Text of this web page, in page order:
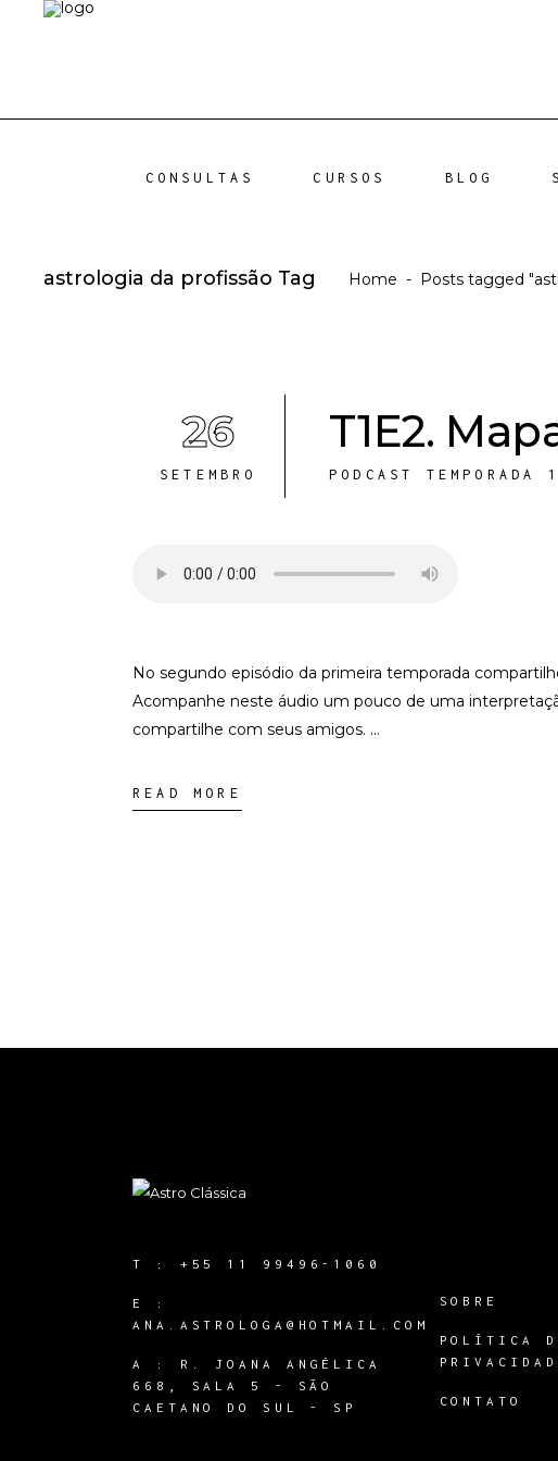
CONSULTAS CURSOS BLOG
astrologia da profissão Tag Home - Posts tagged
26
SETEMBRO
T1E2.
PODCAST TEMPORADA 1
No segundo episódio da primeira temporada
Acompanhe neste áudio um pouco de uma
compartilhe com seus amigos.
READ MORE
T : +55 11 99496-1060
E :
ANA.ASTROLOGA@HOTMAIL.COM
A :
R. JOANA ANGÉLICA
668, SALA 5 - SÃO
CAETANO DO SUL - SP
SOBRE
POLÍTICA
CONTATO